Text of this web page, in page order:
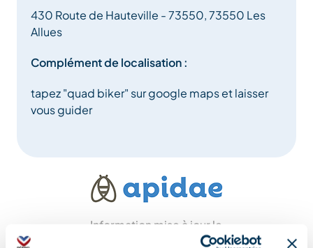
430 Route de Hauteville - 73550, 73550 Les
Allues
Complément de localisation :
tapez "quad biker" sur google maps et laisser
vous guider
Information mise à jour le